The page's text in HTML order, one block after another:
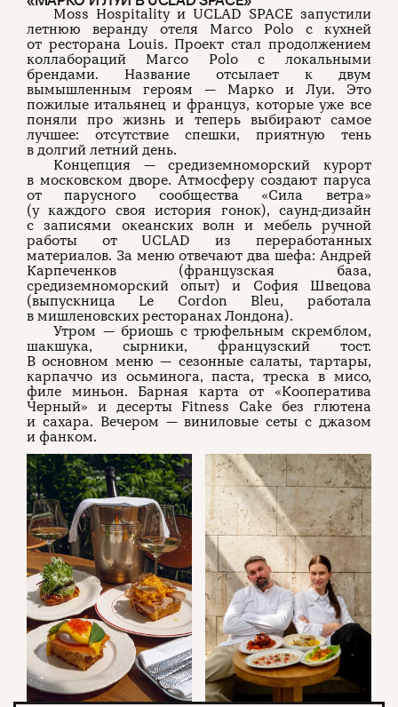
Moss Hospitality и UCLAD SPACE запустили
летнюю веранду отеля Marco Polo с кухней
от ресторана Louis. Проект стал продолжением
коллабораций Marco Polo с локальными
брендами. Название отсылает к двум
вымышленным героям — Марко и Луи. Это
пожилые итальянец и француз, которые уже все
поняли про жизнь и теперь выбирают самое
лучшее: отсутствие спешки, приятную тень
в долгий летний день.
Концепция — средиземноморский курорт
в московском дворе. Атмосферу создают паруса
от парусного сообщества «Сила ветра»
(у каждого своя история гонок), саунд-дизайн
с записями океанских волн и мебель ручной
работы от UCLAD из переработанных
материалов. За меню отвечают два шефа: Андрей
Карпеченков (французская база,
средиземноморский опыт) и София Швецова
(выпускница Le Cordon Bleu, работала
в мишленовских ресторанах Лондона).
Утром — бриошь с трюфельным скремблом,
шакшука, сырники, французский тост.
В основном меню — сезонные салаты, тартары,
карпаччо из осьминога, паста, треска в мисо,
филе миньон. Барная карта от «Кооператива
Черный» и десерты Fitness Cake без глютена
и сахара. Вечером — виниловые сеты с джазом
и фанком.